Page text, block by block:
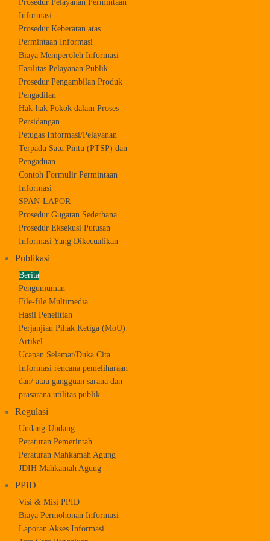
Prosedur Pelayanan Permintaan
Informasi
Prosedur Keberatan atas
Permintaan Informasi
Biaya Memperoleh Informasi
Fasilitas Pelayanan Publik
Prosedur Pengambilan Produk
Pengadilan
Hak-hak Pokok dalam Proses
Persidangan
Petugas Informasi/Pelayanan
Terpadu Satu Pintu (PTSP) dan
Pengaduan
Contoh Formulir Permintaan
Informasi
SPAN-LAPOR
Prosedur Gugatan Sederhana
Prosedur Eksekusi Putusan
Informasi Yang Dikecualikan
Publikasi
Berita
Pengumuman
File-file Multimedia
Hasil Penelitian
Perjanjian Pihak Ketiga (MoU)
Artikel
Ucapan Selamat/Duka Cita
Informasi rencana pemeliharaan
dan/ atau gangguan sarana dan
prasarana utilitas publik
Regulasi
Undang-Undang
Peraturan Pemerintah
Peraturan Mahkamah Agung
JDIH Mahkamah Agung
PPID
Visi & Misi PPID
Biaya Permohonan Informasi
Laporan Akses Informasi